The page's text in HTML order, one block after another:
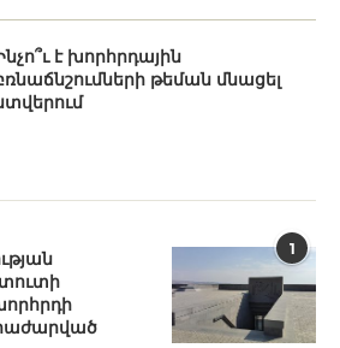
է խորհրդային
թեման մնացել
1